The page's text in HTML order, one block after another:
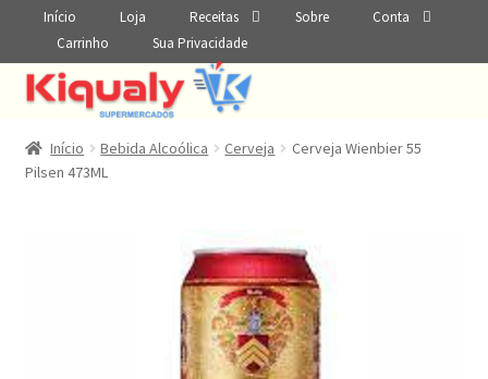
Início Loja Receitas Sobre
Conta
Carrinho
Sua Privacidade
Início Bebida Alcoólica Cerveja
Cerveja Wienbier 55
Pilsen 473ML